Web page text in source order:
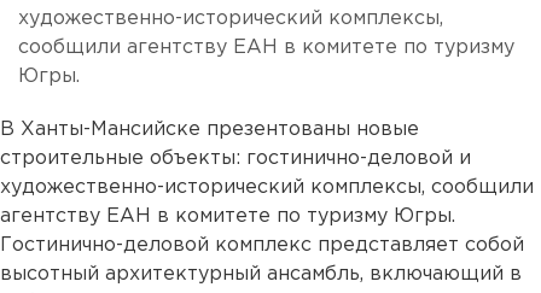
художественно-исторический комплексы,
сообщили агентству ЕАН в комитете по туризму
Югры.
В Ханты-Мансийске презентованы новые
строительные объекты: гостинично-деловой и
художественно-исторический комплексы, сообщили
агентству ЕАН в комитете по туризму Югры.
Гостинично-деловой комплекс представляет собой
высотный архитектурный ансамбль, включающий в